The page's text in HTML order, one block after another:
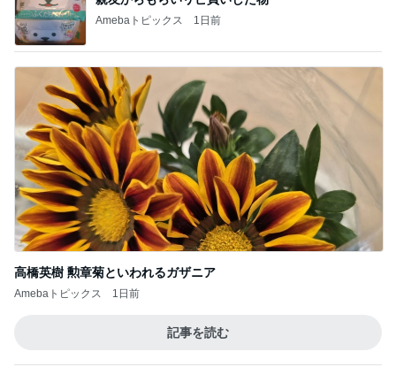
Amebaトピックス 1日前
高橋英樹 勲章菊といわれるガザニア
Amebaトピックス 1日前
記事を読む